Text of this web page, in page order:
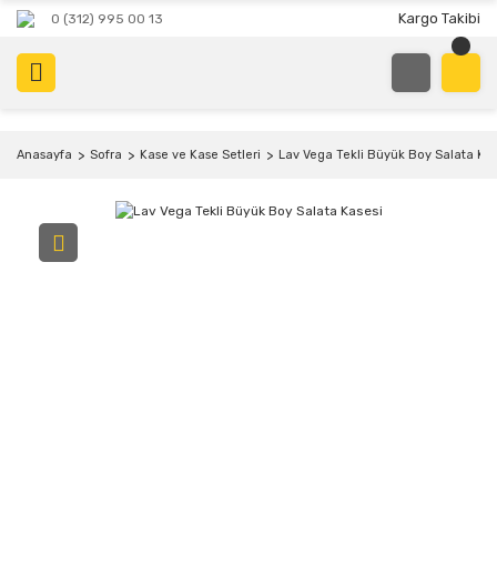
0 (312) 995 00 13 Kargo Takibi
Anasayfa Sofra Kase ve Kase Setleri Lav Vega Tekli Büyük Boy Salata